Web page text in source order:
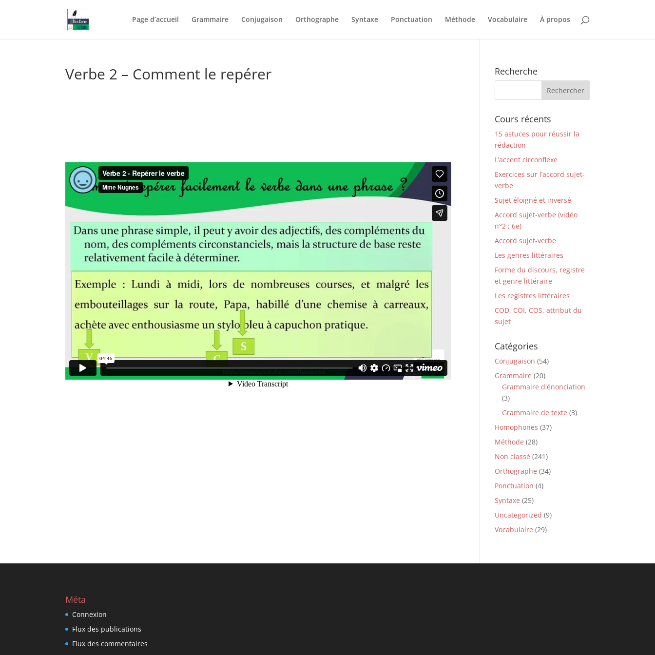
Page d’accueil Grammaire Conjugaison Orthographe Syntaxe Ponctuation Méthode Vocabulaire À propos
Verbe 2 – Comment le repérer Recherche
Cours récents
15 astuces pour réussir la
rédaction
L’accent circonflexe
Exercices sur l’accord sujet-
verbe
Sujet éloigné et inversé
Accord sujet-verbe (vidéo
n°2 ; 6e)
Accord sujet-verbe
Les genres littéraires
Forme du discours, registre
et genre littéraire
Les registres littéraires
COD, COI, COS, attribut du
sujet
Catégories
Conjugaison (54)
Grammaire (20)
Grammaire d'énonciation
(3)
Grammaire de texte (3)
Homophones (37)
Méthode (28)
Non classé (241)
Orthographe (34)
Ponctuation (4)
Syntaxe (25)
Uncategorized (9)
Vocabulaire (29)
Méta
Connexion
Flux des publications
Flux des commentaires